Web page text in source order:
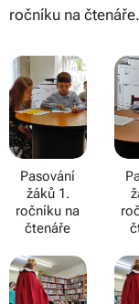
ročníku na čtenáře.
Pasování
žáků 1.
ročníku na
čtenáře